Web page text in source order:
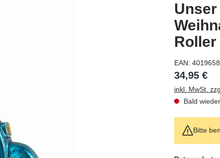
Roller
EAN:
34,95 €
inkl. MwSt.
Bald
Bitte